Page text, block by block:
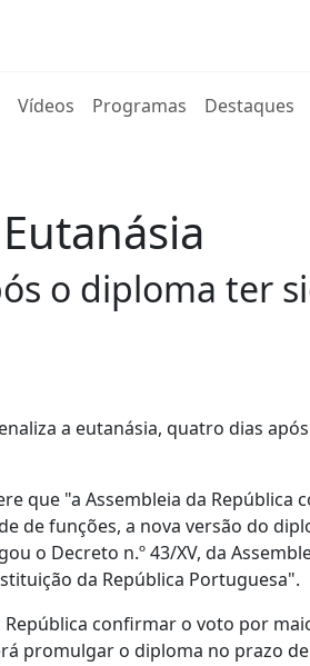
Vídeos Programas Destaques
o diploma ter
a eutanásia, quatro dias
que "a Assembleia da República
de funções, a nova versão do
o Decreto n.º 43/XV, da
da República Portuguesa".
confirmar o voto por
promulgar o diploma no prazo